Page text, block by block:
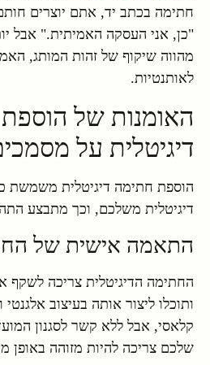
חתימה בכתב יד, אתם יוצרים
"כן, אני העסקה האמיתית." אבל
מהווה שיקוף של זהות המותג,
לאותנטיות.
האומנות של
דיגיטלית על
הוספת חתימה דיגיטלית משמשת
דיגיטלית משלכם, וכך מתבצע
התאמה אישית של
החתימה הדיגיטלית צריכה לשקף
ותוכלו ליצור אותה בעיצוב אלגנטי
קלאסי, אבל ללא קשר לסגנון
שלכם צריכה להיות מזוהה באופן